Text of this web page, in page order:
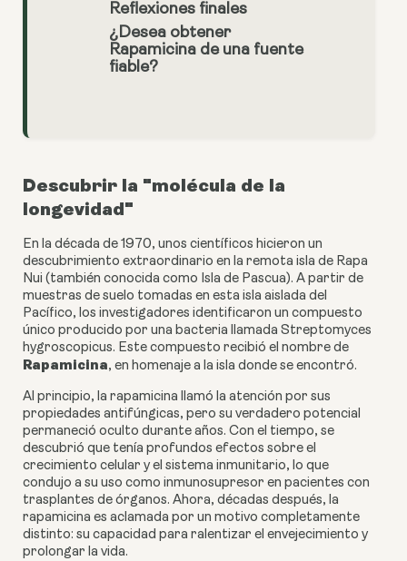
Reflexiones finales
¿Desea obtener
Rapamicina de una fuente
fiable?
Descubrir la "molécula de la
longevidad"
En la década de 1970, unos científicos hicieron un
descubrimiento extraordinario en la remota isla de Rapa
Nui (también conocida como Isla de Pascua). A partir de
muestras de suelo tomadas en esta isla aislada del
Pacífico, los investigadores identificaron un compuesto
único producido por una bacteria llamada Streptomyces
hygroscopicus. Este compuesto recibió el nombre de
Rapamicina, en homenaje a la isla donde se encontró.
Al principio, la rapamicina llamó la atención por sus
propiedades antifúngicas, pero su verdadero potencial
permaneció oculto durante años. Con el tiempo, se
descubrió que tenía profundos efectos sobre el
crecimiento celular y el sistema inmunitario, lo que
condujo a su uso como inmunosupresor en pacientes con
trasplantes de órganos. Ahora, décadas después, la
rapamicina es aclamada por un motivo completamente
distinto: su capacidad para ralentizar el envejecimiento y
prolongar la vida.